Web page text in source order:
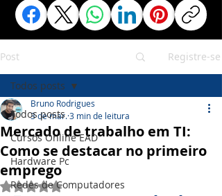
Post Registre-se
Todos posts
Cursos Online EAD
Hardware Pc
Redes de Computadores
Todos posts
Mercado de trabalho em TI:
Como se destacar no primeiro
emprego
Bruno Rodrigues
3 de mar.3 min de leitura
Avaliado com NaN de 5 estrelas.